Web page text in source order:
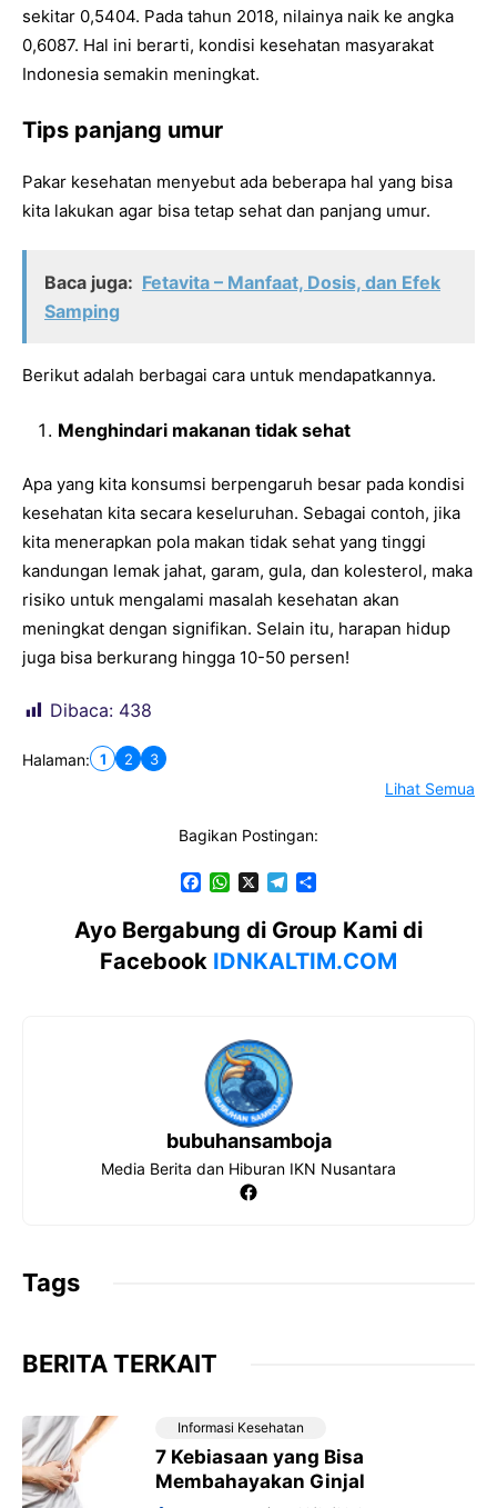
sekitar 0,5404. Pada tahun 2018, nilainya naik ke angka
0,6087. Hal ini berarti, kondisi kesehatan masyarakat
Indonesia semakin meningkat.
Tips panjang umur
Pakar kesehatan menyebut ada beberapa hal yang bisa
kita lakukan agar bisa tetap sehat dan panjang umur.
Baca juga: Fetavita – Manfaat, Dosis, dan Efek
Samping
Berikut adalah berbagai cara untuk mendapatkannya.
Menghindari makanan tidak sehat
Apa yang kita konsumsi berpengaruh besar pada kondisi
kesehatan kita secara keseluruhan. Sebagai contoh, jika
kita menerapkan pola makan tidak sehat yang tinggi
kandungan lemak jahat, garam, gula, dan kolesterol, maka
risiko untuk mengalami masalah kesehatan akan
meningkat dengan signifikan. Selain itu, harapan hidup
juga bisa berkurang hingga 10-50 persen!
Dibaca: 438
Halaman: 1 2 3
Lihat Semua
Bagikan Postingan:
F
c
e
b
W
a
t
s
X
T
l
e
g
a
r
e
Ayo Bergabung di Group Kami di
Facebook IDNKALTIM.COM
bubuhansamboja
Media Berita dan Hiburan IKN Nusantara
Facebook
Tags
BERITA TERKAIT
Informasi Kesehatan
7 Kebiasaan yang Bisa
Membahayakan Ginjal